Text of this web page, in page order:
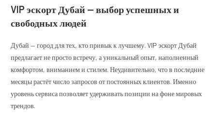
VIP эскорт Дубай — выбор успешных и
свободных людей
Дубай — город для тех, кто привык к лучшему. VIP эскорт Дубай
предлагает не просто встречу, а уникальный опыт, наполненный
комфортом, вниманием и стилем. Неудивительно, что в последние
месяцы растёт число запросов от постоянных клиентов. Именно
уровень сервиса позволяет удерживать позиции на фоне мировых
трендов.